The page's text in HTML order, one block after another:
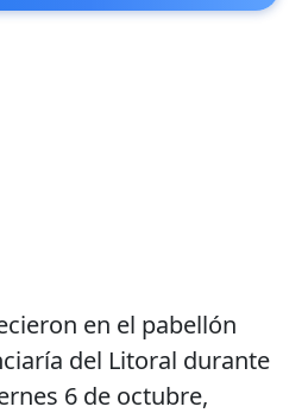
en el pabellón
del Litoral durante
6 de octubre,